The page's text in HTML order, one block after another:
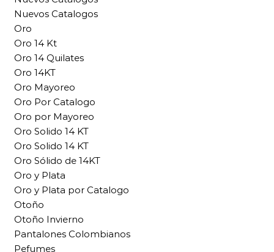
Nuevos Catalogos
Oro
Oro 14 Kt
Oro 14 Quilates
Oro 14KT
Oro Mayoreo
Oro Por Catalogo
Oro por Mayoreo
Oro Solido 14 KT
Oro Solido 14 KT
Oro Sólido de 14KT
Oro y Plata
Oro y Plata por Catalogo
Otoño
Otoño Invierno
Pantalones Colombianos
Pefumes